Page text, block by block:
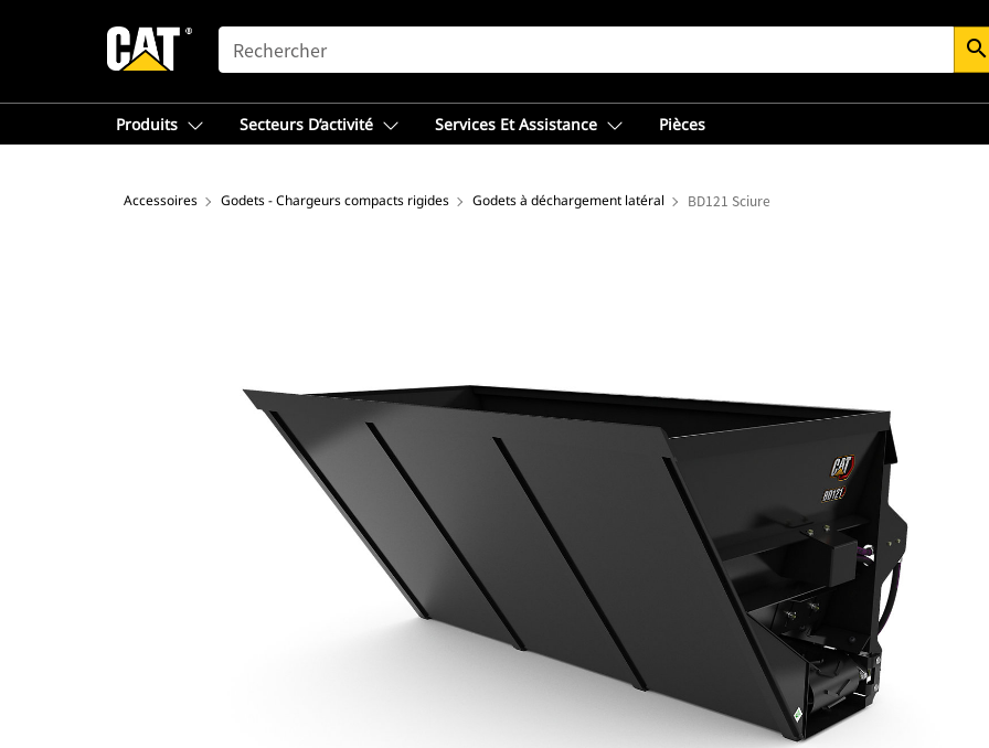
SEARCH search
Produits Secteurs D’activité Services Et Assistance Pièces
Accessoires Godets - Chargeurs compacts rigides Godets à déchargement latéral BD121 Sciure